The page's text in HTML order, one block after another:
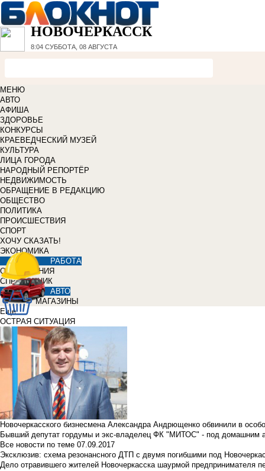
НОВОЧЕРКАССК
8:04 СУББОТА, 08 АВГУСТА
МЕНЮ
АВТО
АФИША
ЗДОРОВЬЕ
КОНКУРСЫ
КРАЕВЕДЧЕСКИЙ МУЗЕЙ
КУЛЬТУРА
ЛИЦА ГОРОДА
НАРОДНЫЙ РЕПОРТЁР
НЕДВИЖИМОСТЬ
ОБРАЩЕНИЕ В РЕДАКЦИЮ
ОБЩЕСТВО
ПОЛИТИКА
ПРОИСШЕСТВИЯ
СПОРТ
ХОЧУ СКАЗАТЬ!
ЭКОНОМИКА
РАБОТА
ОБЪЯВЛЕНИЯ
СПРАВОЧНИК
АВТО
МАГАЗИНЫ
Еще
ОСТРАЯ СИТУАЦИЯ
Новочеркасского бизнесмена Александра Андрющенко обвинили в
Бывший депутат гордумы и экс-владелец ФК "МИТОС" - под домашним
Все новости по теме 07.09.2017
Эксклюзив: схема резонансного ДТП с двумя погибшими под
Дело отравившего жителей Новочеркасска шаурмой предпринимателя